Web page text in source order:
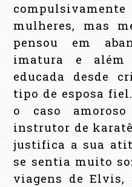
mulheres, mas
pensou em
imatura e
educada desde
tipo de esposa
o caso
instrutor de
justifica a sua
se sentia muito
viagens de Elvis,